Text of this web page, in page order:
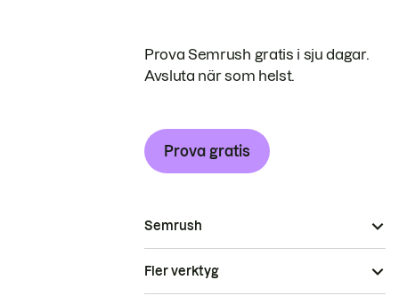
Prova Semrush gratis i sju dagar.
Avsluta när som helst.
Prova gratis
Semrush
Fler verktyg